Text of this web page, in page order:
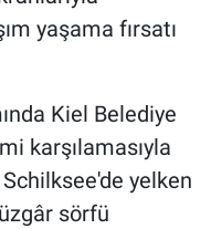
yaşama fırsatı
Kiel Belediye
karşılamasıyla
yelken
sörfü